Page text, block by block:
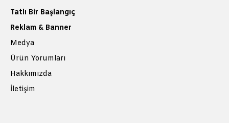
Tatlı Bir Başlangıç
Reklam & Banner
Medya
Ürün Yorumları
Hakkımızda
İletişim